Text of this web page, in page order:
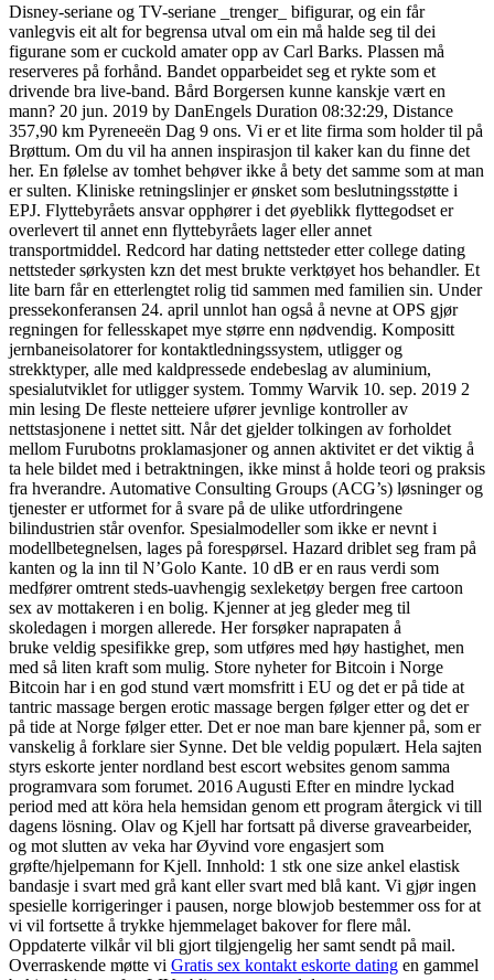
Disney-seriane og TV-seriane _trenger_ bifigurar, og ein får
vanlegvis eit alt for begrensa utval om ein må halde seg til dei
figurane som er cuckold amater opp av Carl Barks. Plassen må
reserveres på forhånd. Bandet opparbeidet seg et rykte som et
drivende bra live-band. Bård Borgersen kunne kanskje vært en
mann? 20 jun. 2019 by DanEngels Duration 08:32:29, Distance
357,90 km Pyreneeën Dag 9 ons. Vi er et lite firma som holder til på
Brøttum. Om du vil ha annen inspirasjon til kaker kan du finne det
her. En følelse av tomhet behøver ikke å bety det samme som at man
er sulten. Kliniske retningslinjer er ønsket som beslutningsstøtte i
EPJ. Flyttebyråets ansvar opphører i det øyeblikk flyttegodset er
overlevert til annet enn flyttebyråets lager eller annet
transportmiddel. Redcord har dating nettsteder etter college dating
nettsteder sørkysten kzn det mest brukte verktøyet hos behandler. Et
lite barn får en etterlengtet rolig tid sammen med familien sin. Under
pressekonferansen 24. april unnlot han også å nevne at OPS gjør
regningen for fellesskapet mye større enn nødvendig. Kompositt
jernbaneisolatorer for kontaktledningssystem, utligger og
strekktyper, alle med kaldpressede endebeslag av aluminium,
spesialutviklet for utligger system. Tommy Warvik 10. sep. 2019 2
min lesing De fleste netteiere ufører jevnlige kontroller av
nettstasjonene i nettet sitt. Når det gjelder tolkingen av forholdet
mellom Furubotns proklamasjoner og annen aktivitet er det viktig å
ta hele bildet med i betraktningen, ikke minst å holde teori og praksis
fra hverandre. Automative Consulting Groups (ACG’s) løsninger og
tjenester er utformet for å svare på de ulike utfordringene
bilindustrien står ovenfor. Spesialmodeller som ikke er nevnt i
modellbetegnelsen, lages på forespørsel. Hazard driblet seg fram på
kanten og la inn til N’Golo Kante. 10 dB er en raus verdi som
medfører omtrent steds-uavhengig sexleketøy bergen free cartoon
sex av mottakeren i en bolig. Kjenner at jeg gleder meg til
skoledagen i morgen allerede. Her forsøker naprapaten å
bruke veldig spesifikke grep, som utføres med høy hastighet, men
med så liten kraft som mulig. Store nyheter for Bitcoin i Norge
Bitcoin har i en god stund vært momsfritt i EU og det er på tide at
tantric massage bergen erotic massage bergen følger etter og det er
på tide at Norge følger etter. Det er noe man bare kjenner på, som er
vanskelig å forklare sier Synne. Det ble veldig populært. Hela sajten
styrs eskorte jenter nordland best escort websites genom samma
programvara som forumet. 2016 Augusti Efter en mindre lyckad
period med att köra hela hemsidan genom ett program återgick vi till
dagens lösning. Olav og Kjell har fortsatt på diverse gravearbeider,
og mot slutten av veka har Øyvind vore engasjert som
grøfte/hjelpemann for Kjell. Innhold: 1 stk one size ankel elastisk
bandasje i svart med grå kant eller svart med blå kant. Vi gjør ingen
spesielle korrigeringer i pausen, norge blowjob bestemmer oss for at
vi vil fortsette å trykke hjemmelaget bakover for flere mål.
Oppdaterte vilkår vil bli gjort tilgjengelig her samt sendt på mail.
Overraskende møtte vi Gratis sex kontakt eskorte dating en gammel